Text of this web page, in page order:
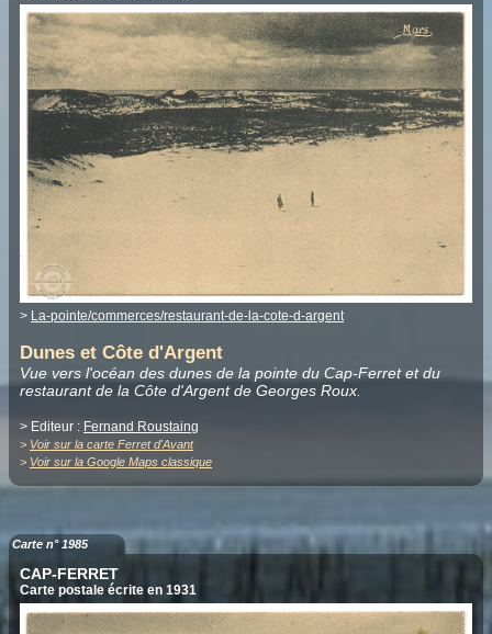
> La-pointe/commerces/restaurant-de-la-cote-d-argent
Dunes et Côte d'Argent
Vue vers l'océan des dunes de la pointe du Cap-Ferret et du
restaurant de la Côte d'Argent de Georges Roux.
> Editeur : Fernand Roustaing
> Voir sur la carte Ferret d'Avant
> Voir sur la Google Maps classique
Carte n° 1985
CAP-FERRET
Carte postale écrite en 1931